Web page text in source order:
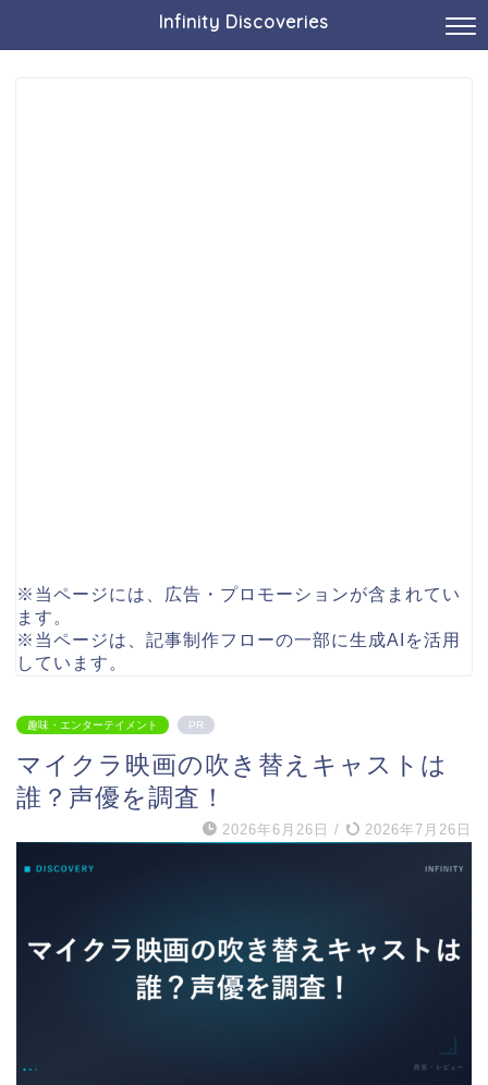
Infinity Discoveries
※当ページには、広告・プロモーションが含まれてい
ます。
※当ページは、記事制作フローの一部に生成AIを活用
しています。
趣味・エンターテイメント PR
マイクラ映画の吹き替えキャストは
誰？声優を調査！
2026年6月26日 / 2026年7月26日